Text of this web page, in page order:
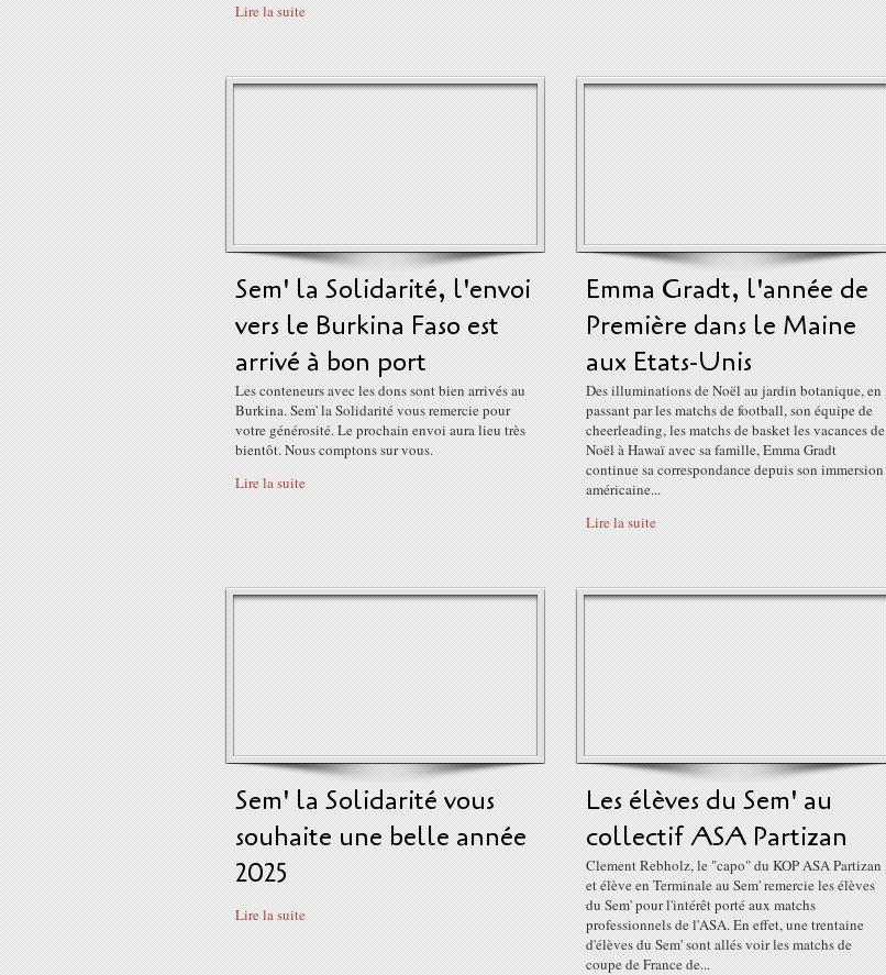
Lire la suite
Sem' la Solidarité, l'envoi
vers le Burkina Faso est
arrivé à bon port
Les conteneurs avec les dons sont bien arrivés au
Burkina. Sem' la Solidarité vous remercie pour
votre générosité. Le prochain envoi aura lieu très
bientôt. Nous comptons sur vous.
Lire la suite
Emma Gradt, l'année de
Première dans le Maine
aux Etats-Unis
Des illuminations de Noël au jardin botanique, en
passant par les matchs de football, son équipe de
cheerleading, les matchs de basket les vacances de
Noël à Hawaï avec sa famille, Emma Gradt
continue sa correspondance depuis son immersion
américaine...
Lire la suite
Sem' la Solidarité vous
souhaite une belle année
2025
Lire la suite
Les élèves du Sem' au
collectif ASA Partizan
Clement Rebholz, le "capo" du KOP ASA Partizan
et élève en Terminale au Sem' remercie les élèves
du Sem' pour l'intérêt porté aux matchs
professionnels de l'ASA. En effet, une trentaine
d'élèves du Sem' sont allés voir les matchs de
coupe de France de...